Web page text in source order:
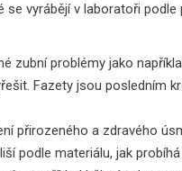
vyrábějí v laboratoři
zubní problémy jako
Fazety jsou posledním
přirozeného a zdravého
podle materiálu, jak